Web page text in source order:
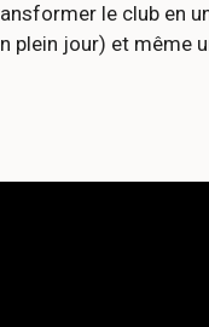
le club en
jour) et même